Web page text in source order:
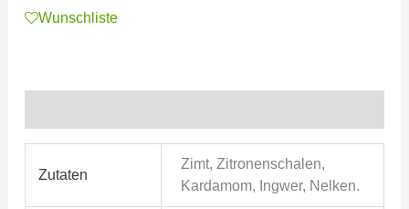
Wunschliste
Zutaten
Zimt, Zitronenschalen,
Kardamom, Ingwer, Nelken.